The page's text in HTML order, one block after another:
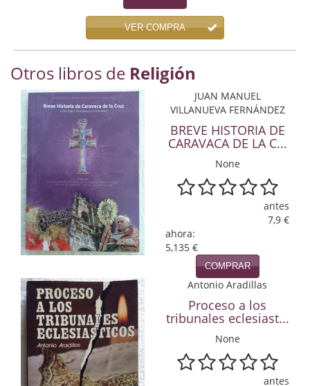
Ensayo literario
Filosofía
Física y Química
Física y química
Guerra Civil Española
Historia
Infantil y juvenil
Infantil y juvenil. Nuevo!!
Infantil y juvenil. Nuevo!!!
Informática
VER COMPRA
Otros libros de Religión
JUAN MANUEL
VILLANUEVA FERNÁNDEZ
BREVE HISTORIA DE
CARAVACA DE LA C...
None
antes
7,9 €
ahora:
5,135 €
COMPRAR
Antonio Aradillas
Proceso a los
tribunales eclesiast...
None
antes